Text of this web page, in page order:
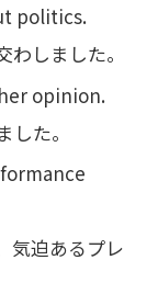
politics.
しました。
opinion.
た。
気迫あるプレ